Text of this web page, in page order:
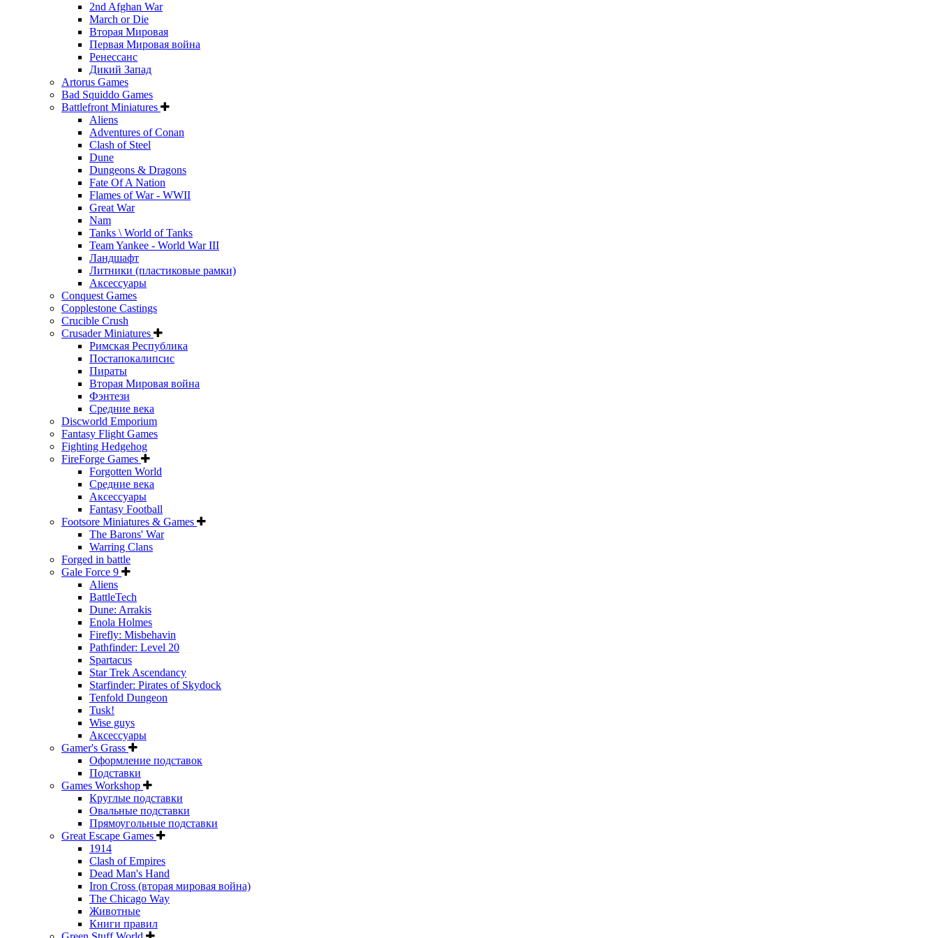
2nd Afghan War
March or Die
Вторая Мировая
Первая Мировая война
Ренессанс
Дикий Запад
Artorus Games
Bad Squiddo Games
Battlefront Miniatures
Aliens
Adventures of Conan
Clash of Steel
Dune
Dungeons & Dragons
Fate Of A Nation
Flames of War - WWII
Great War
Nam
Tanks \ World of Tanks
Team Yankee - World War III
Ландшафт
Литники (пластиковые рамки)
Аксессуары
Conquest Games
Copplestone Castings
Crucible Crush
Crusader Miniatures
Римская Республика
Постапокалипсис
Пираты
Вторая Мировая война
Фэнтези
Средние века
Discworld Emporium
Fantasy Flight Games
Fighting Hedgehog
FireForge Games
Forgotten World
Средние века
Аксессуары
Fantasy Football
Footsore Miniatures & Games
The Barons' War
Warring Clans
Forged in battle
Gale Force 9
Aliens
BattleTech
Dune: Arrakis
Enola Holmes
Firefly: Misbehavin
Pathfinder: Level 20
Spartacus
Star Trek Ascendancy
Starfinder: Pirates of Skydock
Tenfold Dungeon
Tusk!
Wise guys
Аксессуары
Gamer's Grass
Оформление подставок
Подставки
Games Workshop
Круглые подставки
Овальные подставки
Прямоугольные подставки
Great Escape Games
1914
Clash of Empires
Dead Man's Hand
Iron Cross (вторая мировая война)
The Chicago Way
Животные
Книги правил